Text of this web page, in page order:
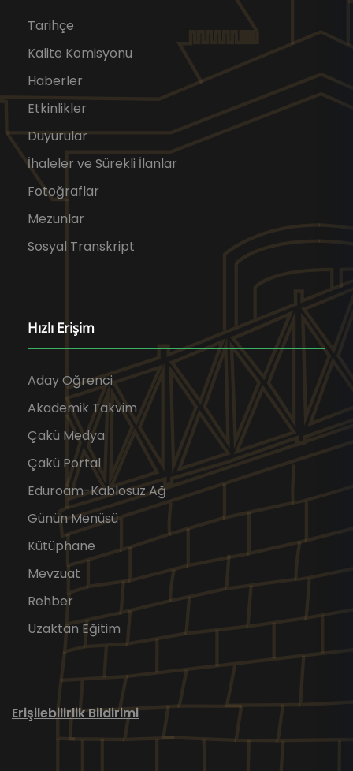
Tarihçe
Kalite Komisyonu
Haberler
Etkinlikler
Duyurular
İhaleler ve Sürekli İlanlar
Fotoğraflar
Mezunlar
Sosyal Transkript
Hızlı Erişim
Aday Öğrenci
Akademik Takvim
Çakü Medya
Çakü Portal
Eduroam-Kablosuz Ağ
Günün Menüsü
Kütüphane
Mevzuat
Rehber
Uzaktan Eğitim
Erişilebilirlik Bildirimi